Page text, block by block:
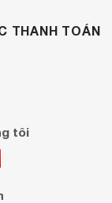
THANH TOÁN
tôi